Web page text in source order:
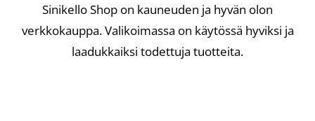
Sinikello Shop on kauneuden ja hyvän olon
verkkokauppa. Valikoimassa on käytössä hyviksi ja
laadukkaiksi todettuja tuotteita.